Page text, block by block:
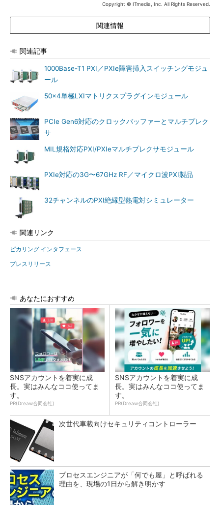
Copyright © ITmedia, Inc. All Rights Reserved.
関連情報
関連記事
1000Base-T1 PXI／PXIe障害挿入スイッチングモジュ
ール
50×4単極LXIマトリクスプラグインモジュール
PCIe Gen6対応のクロックバッファーとマルチプレク
サ
MIL規格対応PXI/PXIeマルチプレクサモジュール
PXIe対応の3G〜67GHz RF／マイクロ波PXI製品
32チャンネルのPXI絶縁型熱電対シミュレーター
関連リンク
ピカリング インタフェース
プレスリリース
あなたにおすすめ
SNSアカウントを着実に成
長。実はみんなココ使ってま
す。
PR(Dreaw合同会社)
SNSアカウントを着実に成
長。実はみんなココ使ってま
す。
PR(Dreaw合同会社)
次世代車載向けセキュリティコントローラー
プロセスエンジニアが「何でも屋」と呼ばれる
理由を、現場の1日から解き明かす